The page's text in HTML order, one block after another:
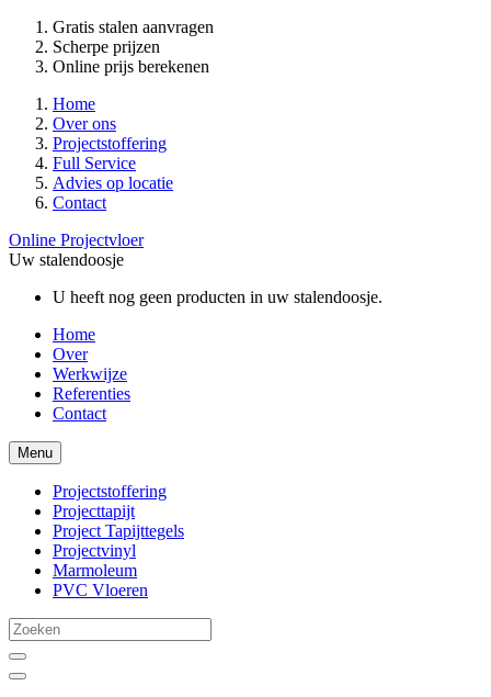
Gratis stalen aanvragen
Scherpe prijzen
Online prijs berekenen
Home
Over ons
Projectstoffering
Full Service
Advies op locatie
Contact
Online Projectvloer
Uw stalendoosje
U heeft nog geen producten in uw stalendoosje.
Home
Over
Werkwijze
Referenties
Contact
Menu
Projectstoffering
Projecttapijt
Project Tapijttegels
Projectvinyl
Marmoleum
PVC Vloeren